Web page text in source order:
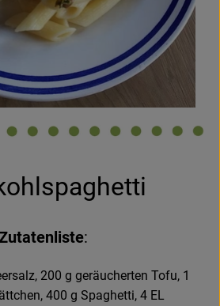
:
200 g geräucherten Tofu, 1
400 g Spaghetti, 4 EL